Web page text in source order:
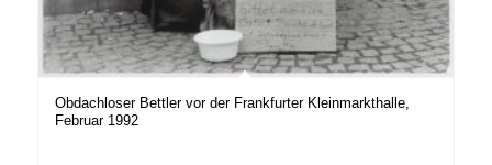
Obdachloser Bettler vor der Frankfurter Kleinmarkthalle,
Februar 1992